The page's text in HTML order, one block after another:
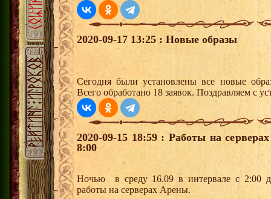
2020-09-17 13:25 : Новые образы
Сегодня были установлены все новые
Всего обработано 18 заявок. Поздравляем с
2020-09-15 18:59 : Работы на
8:00
Ночью в среду 16.09 в интервале с 2:00
работы на серверах Арены.